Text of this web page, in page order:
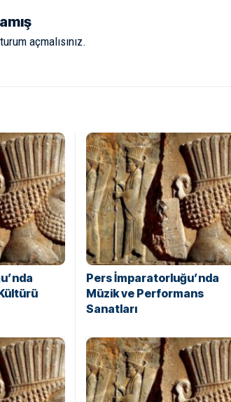
açmalısınız.
Pers İmparatorluğu’nda
Müzik ve Performans
Sanatları